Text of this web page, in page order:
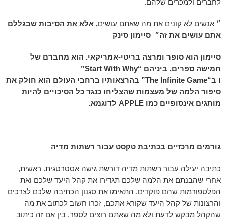
לחברים ולמכרים שלהם.
״ אנשים לא קונים את מה שאתם עושים, אלא את הסיבות שבגללם
אתם עושים את זה״ סיימון סינק
סיימון הוא סופר ומרצה בריטי-אמריקאי. הוא מחברם של
חמישה ספרים, ביניהם “Start With Why”
ו ב“The Infinite Game”
בהרצאותיו ברחבי העולם הוא חולק את
סיפור הלמה של מעצמות שהצליחו כנגד כל הסיכויים להיות
מותגים אינסופיים כמו APPLE לדוגמא.
גורמים מרכזיים בכתיבת טקסט עבור רשתות מדיה
כתיבה יעילה עבור רשתות מדיה דורשת גישה אסטרטגית. ראשית,
אחרי שהבנתם את הלמה שלכם תגדירו את קהל היעד שלכם ואת
הפלטפורמות שהם פוקדים. התאימו את סגנון הכתיבה שלכם לצרכים
והרצונות של קהל היעד שקורא אתכם, זכרו חשוב לכתוב את מה
שהקהל מבקש לדעת ולא מה שאתם רוצים לספר, בין אם זה כיתוב